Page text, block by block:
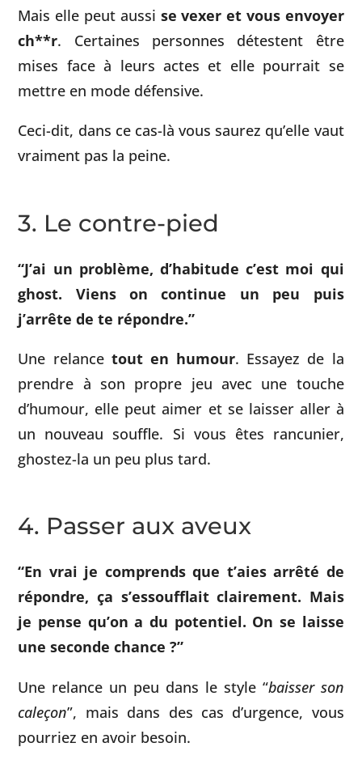
Mais elle peut aussi se vexer et vous envoyer
ch**r. Certaines personnes détestent être
mises face à leurs actes et elle pourrait se
mettre en mode défensive.
Ceci-dit, dans ce cas-là vous saurez qu’elle vaut
vraiment pas la peine.
3. Le contre-pied
“J’ai un problème, d’habitude c’est moi qui
ghost. Viens on continue un peu puis
j’arrête de te répondre.”
Une relance tout en humour. Essayez de la
prendre à son propre jeu avec une touche
d’humour, elle peut aimer et se laisser aller à
un nouveau souffle. Si vous êtes rancunier,
ghostez-la un peu plus tard.
4. Passer aux aveux
“En vrai je comprends que t’aies arrêté de
répondre, ça s’essoufflait clairement. Mais
je pense qu’on a du potentiel. On se laisse
une seconde chance ?”
Une relance un peu dans le style “baisser son
caleçon”, mais dans des cas d’urgence, vous
pourriez en avoir besoin.